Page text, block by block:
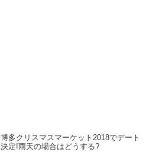
博多クリスマスマーケット2018でデート
決定!雨天の場合はどうする?